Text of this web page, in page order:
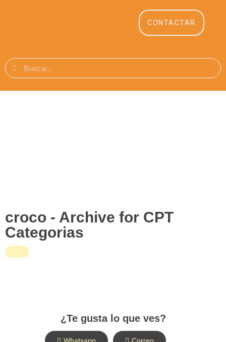
CONTACTAR
croco - Archive for CPT
Categorias
¿Te gusta lo que ves?